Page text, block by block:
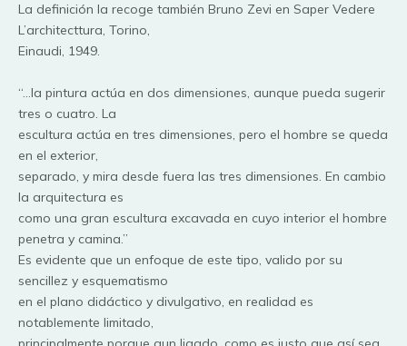
La definición la recoge también Bruno Zevi en Saper Vedere
L’architecttura, Torino,
Einaudi, 1949.
“…la pintura actúa en dos dimensiones, aunque pueda sugerir
tres o cuatro. La
escultura actúa en tres dimensiones, pero el hombre se queda
en el exterior,
separado, y mira desde fuera las tres dimensiones. En cambio
la arquitectura es
como una gran escultura excavada en cuyo interior el hombre
penetra y camina.”
Es evidente que un enfoque de este tipo, valido por su
sencillez y esquematismo
en el plano didáctico y divulgativo, en realidad es
notablemente limitado,